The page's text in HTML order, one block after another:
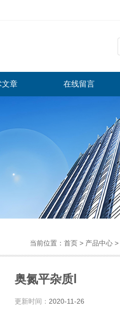
文章 在线留言
当前位置： 首页 > 产品中心 >
奥氮平杂质Ⅰ
更新时间： 2020-11-26